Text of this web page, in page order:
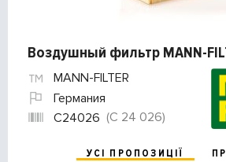
Воздушный фильтр MANN-
MANN-FILTER
Германия
C24026 (C 24 026)
УСІ ПРОПОЗИЦІЇ